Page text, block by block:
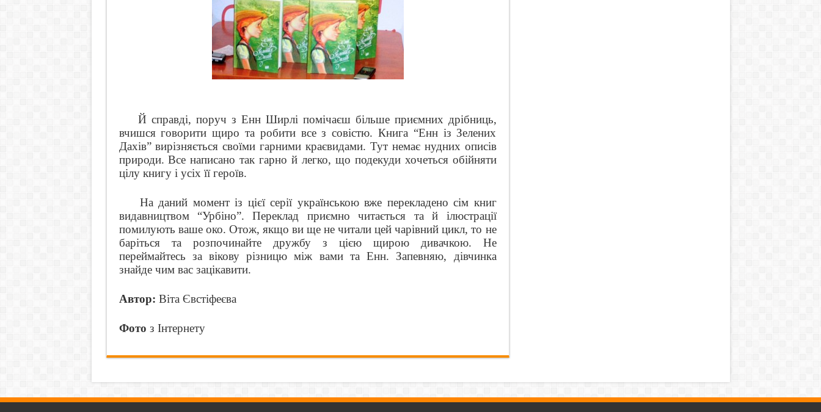
Й справді, поруч з Енн Ширлі помічаєш більше приємних дрібниць,
вчишся говорити щиро та робити все з совістю. Книга “Енн із Зелених
Дахів” вирізняється своїми гарними краєвидами. Тут немає нудних описів
природи. Все написано так гарно й легко, що подекуди хочеться обійняти
цілу книгу і усіх її героїв.
На даний момент із цієї серії українською вже перекладено сім книг
видавництвом “Урбіно”. Переклад приємно читається та й ілюстрації
помилують ваше око. Отож, якщо ви ще не читали цей чарівний цикл, то не
баріться та розпочинайте дружбу з цією щирою дивачкою. Не
переймайтесь за вікову різницю між вами та Енн. Запевняю, дівчинка
знайде чим вас зацікавити.
Автор: Віта Євстіфеєва
Фото з Інтернету